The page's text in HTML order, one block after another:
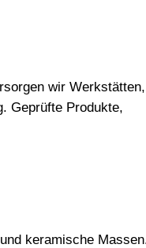
wir
Geprüfte Produkte,
keramische